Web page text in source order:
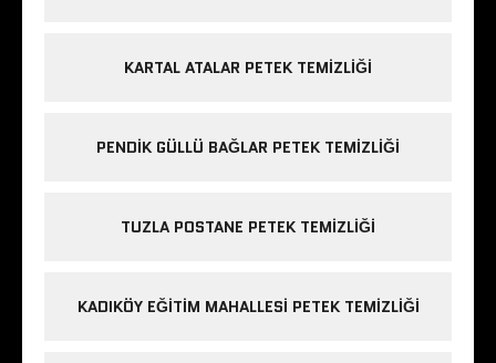
KARTAL ATALAR PETEK TEMIZLIĞI
PENDIK GÜLLÜ BAĞLAR PETEK TEMIZLIĞI
TUZLA POSTANE PETEK TEMIZLIĞI
KADIKÖY EĞITIM MAHALLESI PETEK TEMIZLIĞI